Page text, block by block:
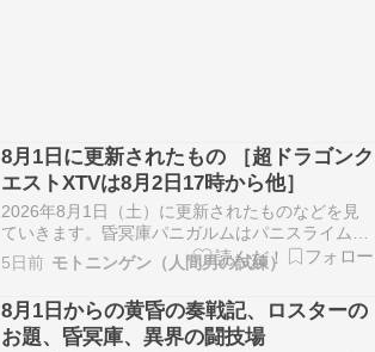
8月1日に更新されたもの ［超ドラゴンク
エストXTVは8月2日17時から他］
2026年8月1日（土）に更新されたものなどを見
ていきます。昏冥庫パニガルムはパニスライムで
す。6日（木）午前5時59分までです。異界の闘技
場は月課なので9月1日（火）午前6時までです。
お題はこんな感じです。7.6後期からドワーフ三
闘士が順番に続いていたような感じがしました
が、エ…
5日前 モトニンゲン（人間男の試練）
8月1日からの黄昏の奏戦記、ロスターの
お題、昏冥庫、異界の闘技場